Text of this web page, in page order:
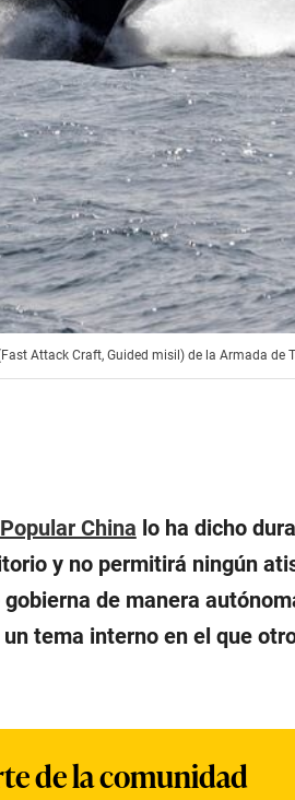
Attack Craft, Guided misil) de la Armada
China lo ha dicho
y no permitirá ningún
de manera
un tema interno en el que